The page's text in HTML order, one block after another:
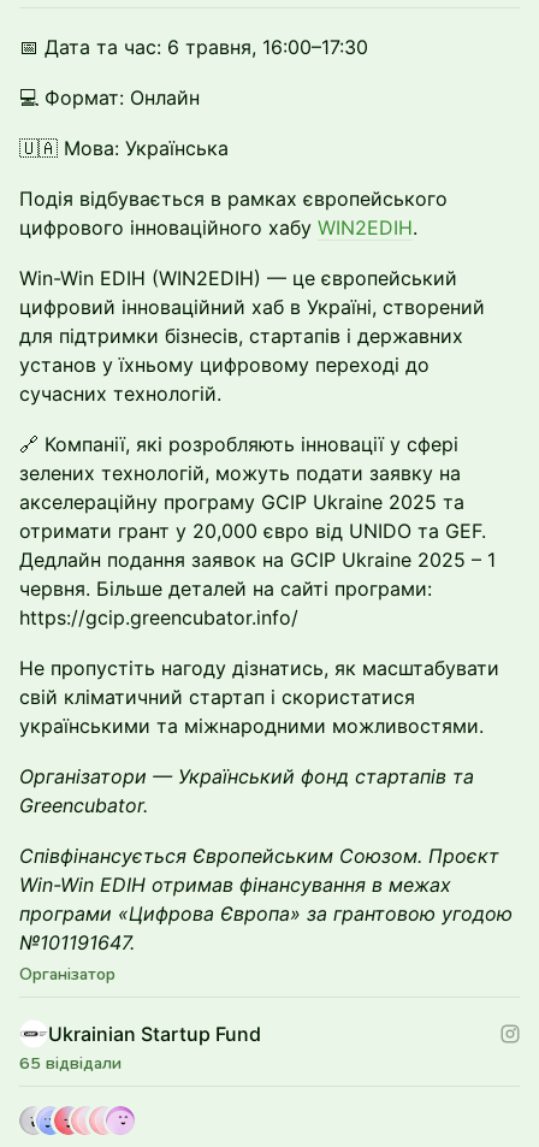
📅 Дата та час: 6 травня, 16:00–17:30
💻 Формат: Онлайн
🇺🇦 Мова: Українська
Подія відбувається в рамках європейського
цифрового інноваційного хабу WIN2EDIH.
Win-Win EDIH (WIN2EDIH) — це європейський
цифровий інноваційний хаб в Україні, створений
для підтримки бізнесів, стартапів і державних
установ у їхньому цифровому переході до
сучасних технологій.
🔗 Компанії, які розробляють інновації у сфері
зелених технологій, можуть подати заявку на
акселераційну програму GCIP Ukraine 2025 та
отримати грант у 20,000 євро від UNIDO та GEF.
Дедлайн подання заявок на GCIP Ukraine 2025 – 1
червня. Більше деталей на сайті програми:
https://gcip.greencubator.info/
Не пропустіть нагоду дізнатись, як масштабувати
свій кліматичний стартап і скористатися
українськими та міжнародними можливостями.
Організатори — Український фонд стартапів та
Greencubator.
Співфінансується Європейським Союзом. Проєкт
Win-Win EDIH отримав фінансування в межах
програми «Цифрова Європа» за грантовою угодою
№101191647.
Організатор
Ukrainian Startup Fund
65 відвідали